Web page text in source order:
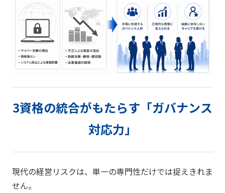
3資格の統合がもたらす「ガバナンス
対応力」
現代の経営リスクは、単一の専門性だけでは捉えきれま
せん。